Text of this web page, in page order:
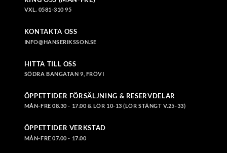
VXL. 0581-310 95
KONTAKTA OSS
INFO@HANSERIKSSON.SE
HITTA TILL OSS
SÖDRA BANGATAN 9, FRÖVI
ÖPPETTIDER FÖRSÄLJNING & RESERVDELAR
MÅN-FRE 08.30 - 17.00 & LÖR 10-13 (LÖR STÄNGT V.25-33)
ÖPPETTIDER VERKSTAD
MÅN-FRE 07.00 - 17.00